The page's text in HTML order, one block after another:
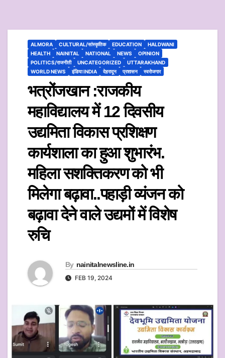
ALMORA CULTURAL/सांस्कृतिक EDUCATION
HALDWANI
HEALTH
NAINITAL NATIONAL NEWS
OPINION
POLITICS/राजनीती
UNCATEGORIZED
UTTARAKHAND
WORLD NEWS
इंडिया INDIA देहरादून प्रशासन स्वरोजगार
भत्रोंजखान :राजकीय
महाविद्यालय में 12 दिवसीय
उद्यमिता विकास प्रशिक्षण
कार्यशाला का हुआ शुभारंभ.
महिला सशक्तिकरण को भी
मिलेगा बढ़ावा..पहाड़ी व्यंजन को
बढ़ावा देने वाले उद्यमों में विशेष
रुचि
By nainitalnewsline.in
FEB 19, 2024